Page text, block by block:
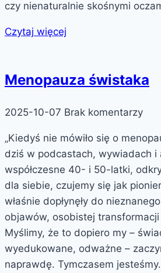
czy nienaturalnie skośnymi
Czytaj więcej
Menopauza świstaka
2025-10-07 Brak komentarzy
„Kiedyś nie mówiło się o
dziś w podcastach, wywiadach i
współczesne 40- i 50-latki,
dla siebie, czujemy się jak
właśnie dopłynęły do
objawów, osobistej transformacji
Myślimy, że to dopiero my –
wyedukowane, odważne –
naprawdę. Tymczasem